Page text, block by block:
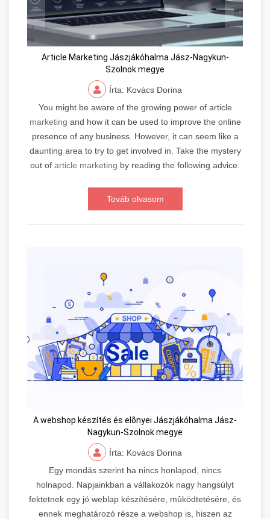
Article Marketing Jászjákóhalma Jász-Nagykun-
Szolnok megye
Írta: Kovács Dorina
You might be aware of the growing power of article
marketing and how it can be used to improve the online
presence of any business. However, it can seem like a
daunting area to try to get involved in. Take the mystery
out of article marketing by reading the following advice.
Továb olvasom
A webshop készítés és elõnyei Jászjákóhalma Jász-
Nagykun-Szolnok megye
Írta: Kovács Dorina
Egy mondás szerint ha nincs honlapod, nincs
holnapod. Napjainkban a vállakozók nagy hangsúlyt
fektetnek egy jó weblap készítésére, mûködtetésére, és
ennek meghatározó része a webshop is, hiszen az